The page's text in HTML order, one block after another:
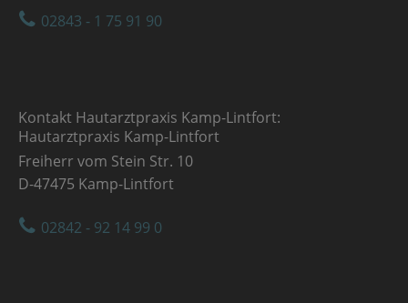
02843 - 1 75 91 90
Kontakt Hautarztpraxis Kamp-Lintfort:
Hautarztpraxis Kamp-Lintfort
Freiherr vom Stein Str. 10
D-47475 Kamp-Lintfort
02842 - 92 14 99 0